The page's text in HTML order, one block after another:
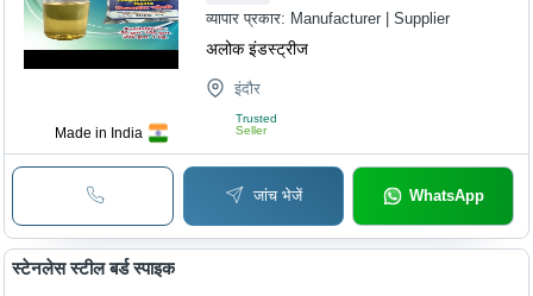
Made in India
व्यापार प्रकार: Manufacturer | Supplier
अलोक इंडस्ट्रीज
इंदौर
Trusted
Seller
जांच भेजें WhatsApp
स्टेनलेस स्टील बर्ड स्पाइक